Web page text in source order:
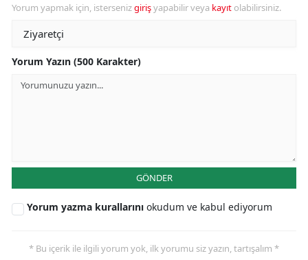
Yorum yapmak için, istersenizgirişyapabilir veya kayıt olabilirsiniz.
Yorum Yazın (500 Karakter)
GÖNDER
Yorum yazma kurallarını okudum ve kabul ediyorum
* Bu içerik ile ilgili yorum yok, ilk yorumu siz yazın, tartışalım *